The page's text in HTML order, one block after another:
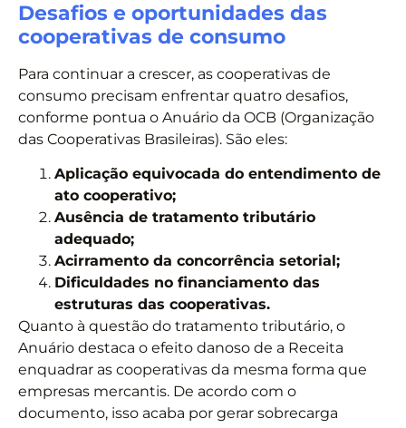
Desafios e oportunidades das
cooperativas de consumo
Para continuar a crescer, as cooperativas de
consumo precisam enfrentar quatro desafios,
conforme pontua o Anuário da OCB (Organização
das Cooperativas Brasileiras). São eles:
Aplicação equivocada do entendimento de
ato cooperativo;
Ausência de tratamento tributário
adequado;
Acirramento da concorrência setorial;
Dificuldades no financiamento das
estruturas das cooperativas.
Quanto à questão do tratamento tributário, o
Anuário destaca o efeito danoso de a Receita
enquadrar as cooperativas da mesma forma que
empresas mercantis. De acordo com o
documento, isso acaba por gerar sobrecarga